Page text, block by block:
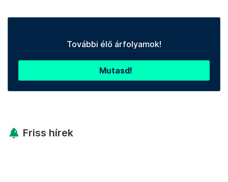
További élő árfolyamok!
Mutasd!
Friss hírek